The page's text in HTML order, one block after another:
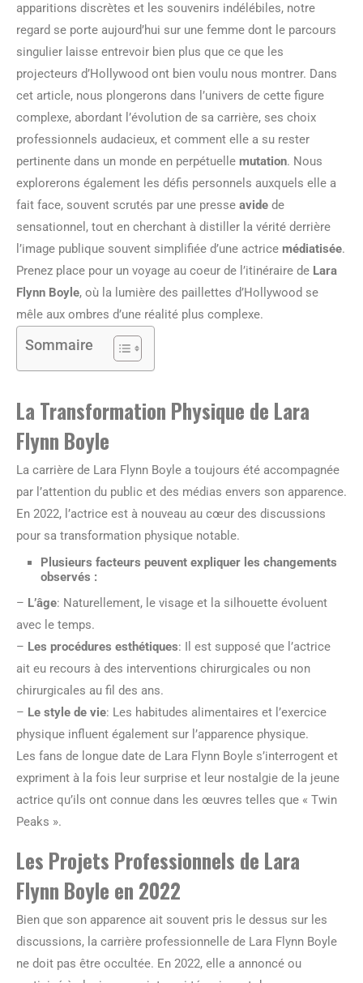
apparitions discrètes et les souvenirs indélébiles, notre
regard se porte aujourd’hui sur une femme dont le parcours
singulier laisse entrevoir bien plus que ce que les
projecteurs d’Hollywood ont bien voulu nous montrer. Dans
cet article, nous plongerons dans l’univers de cette figure
complexe, abordant l’évolution de sa carrière, ses choix
professionnels audacieux, et comment elle a su rester
pertinente dans un monde en perpétuelle mutation. Nous
explorerons également les défis personnels auxquels elle a
fait face, souvent scrutés par une presse avide de
sensationnel, tout en cherchant à distiller la vérité derrière
l’image publique souvent simplifiée d’une actrice médiatisée.
Prenez place pour un voyage au coeur de l’itinéraire de Lara
Flynn Boyle, où la lumière des paillettes d’Hollywood se
mêle aux ombres d’une réalité plus complexe.
Sommaire
La Transformation Physique de Lara
Flynn Boyle
La carrière de Lara Flynn Boyle a toujours été accompagnée
par l’attention du public et des médias envers son apparence.
En 2022, l’actrice est à nouveau au cœur des discussions
pour sa transformation physique notable.
Plusieurs facteurs peuvent expliquer les changements
observés :
– L’âge: Naturellement, le visage et la silhouette évoluent
avec le temps.
– Les procédures esthétiques: Il est supposé que l’actrice
ait eu recours à des interventions chirurgicales ou non
chirurgicales au fil des ans.
– Le style de vie: Les habitudes alimentaires et l’exercice
physique influent également sur l’apparence physique.
Les fans de longue date de Lara Flynn Boyle s’interrogent et
expriment à la fois leur surprise et leur nostalgie de la jeune
actrice qu’ils ont connue dans les œuvres telles que « Twin
Peaks ».
Les Projets Professionnels de Lara
Flynn Boyle en 2022
Bien que son apparence ait souvent pris le dessus sur les
discussions, la carrière professionnelle de Lara Flynn Boyle
ne doit pas être occultée. En 2022, elle a annoncé ou